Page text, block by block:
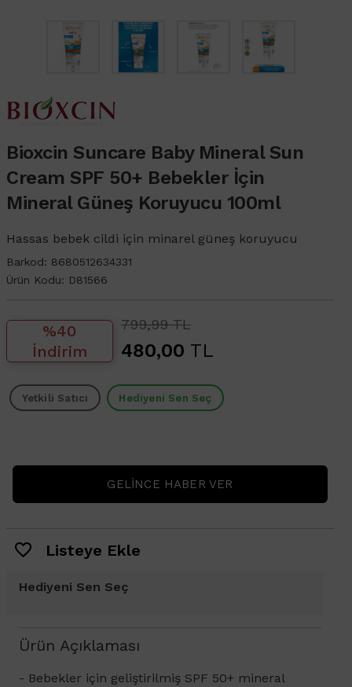
Bioxcin Suncare Baby Mineral Sun
Cream SPF 50+ Bebekler İçin
Mineral Güneş Koruyucu 100ml
Hassas bebek cildi için minarel güneş koruyucu
Barkod: 8680512634331
Ürün Kodu: D81566
%40
İndirim
799,99 TL
480,00 TL
Yetkili Satıcı Hediyeni Sen Seç
GELINCE HABER VER
Listeye Ekle
Hediyeni Sen Seç
Ürün Açıklaması
- Bebekler için geliştirilmiş SPF 50+ mineral